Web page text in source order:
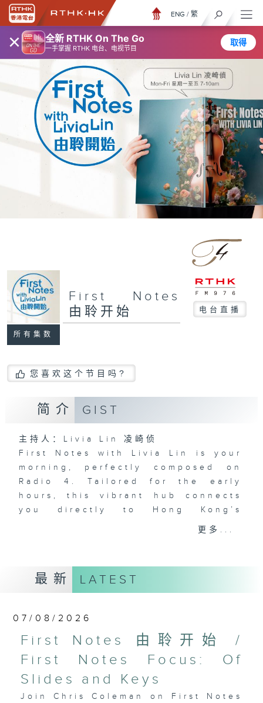
× 全新 RTHK On The Go
一手掌握 RTHK 电台、电视节目
取得
ENG / 繁
所有集数
First Notes
由聆开始
电台直播
您喜欢这个节目吗?
简介 GIST
主持人：Livia Lin 凌崎侦
First Notes with Livia Lin is your
morning, perfectly composed on
Radio 4. Tailored for the early
hours, this vibrant hub connects
you directly to Hong Kong’s
creative scene through relaxed,
high-energy rhythms for a morning
workout or breezy playlists to
beat the summer heat, Livia
shape your day. So pour a coffee,
tune in, and let’s start the
更多...
最新 LATEST
07/08/2026
First Notes 由聆开始 /
First Notes Focus: Of
Slides and Keys
Join Chris Coleman on First Notes